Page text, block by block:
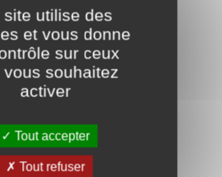
94250 Gentilly
site utilise des
et vous donne
sur ceux
vous souhaitez
activer
Tout accepter
Tout refuser